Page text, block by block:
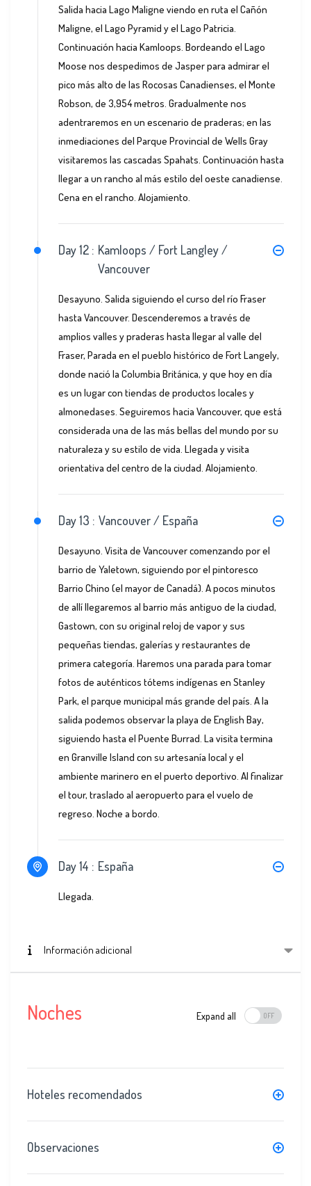
Salida hacia Lago Maligne viendo en ruta el Cañón
Maligne, el Lago Pyramid y el Lago Patricia.
Continuación hacia Kamloops. Bordeando el Lago
Moose nos despedimos de Jasper para admirar el
pico más alto de las Rocosas Canadienses, el Monte
Robson, de 3,954 metros. Gradualmente nos
adentraremos en un escenario de praderas; en las
inmediaciones del Parque Provincial de Wells Gray
visitaremos las cascadas Spahats. Continuación hasta
llegar a un rancho al más estilo del oeste canadiense.
Cena en el rancho. Alojamiento.
Day 12 : Kamloops / Fort Langley /
Vancouver
Desayuno. Salida siguiendo el curso del río Fraser
hasta Vancouver. Descenderemos a través de
amplios valles y praderas hasta llegar al valle del
Fraser, Parada en el pueblo histórico de Fort Langely,
donde nació la Columbia Británica, y que hoy en día
es un lugar con tiendas de productos locales y
almonedases. Seguiremos hacia Vancouver, que está
considerada una de las más bellas del mundo por su
naturaleza y su estilo de vida. Llegada y visita
orientativa del centro de la ciudad. Alojamiento.
Day 13 : Vancouver / España
Desayuno. Visita de Vancouver comenzando por el
barrio de Yaletown, siguiendo por el pintoresco
Barrio Chino (el mayor de Canadá). A pocos minutos
de allí llegaremos al barrio más antiguo de la ciudad,
Gastown, con su original reloj de vapor y sus
pequeñas tiendas, galerías y restaurantes de
primera categoría. Haremos una parada para tomar
fotos de auténticos tótems indígenas en Stanley
Park, el parque municipal más grande del país. A la
salida podemos observar la playa de English Bay,
siguiendo hasta el Puente Burrad. La visita termina
en Granville Island con su artesanía local y el
ambiente marinero en el puerto deportivo. Al finalizar
el tour, traslado al aeropuerto para el vuelo de
regreso. Noche a bordo.
Day 14 : España
Llegada.
Información adicional
Noches Expand all
Hoteles recomendados
Observaciones